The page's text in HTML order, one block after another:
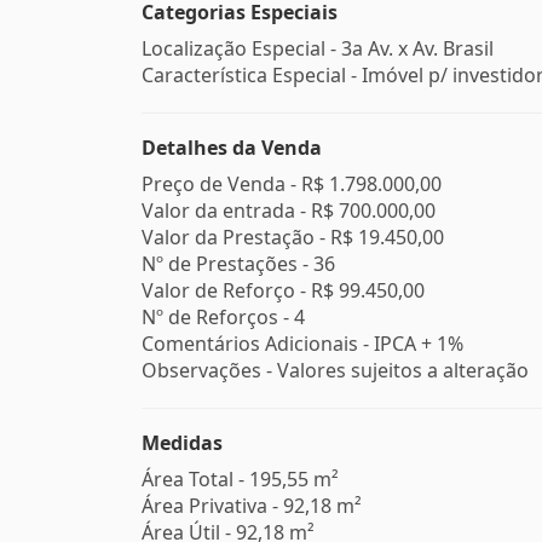
Categorias Especiais
Localização Especial - 3a Av. x Av. Brasil
Característica Especial - Imóvel p/
Detalhes da Venda
Preço de Venda - R$ 1.798.000,00
Valor da entrada - R$ 700.000,00
Valor da Prestação - R$ 19.450,00
Nº de Prestações -36
Valor de Reforço - R$ 99.450,00
Nº de Reforços -4
Comentários Adicionais - IPCA + 1%
Observações - Valores sujeitos a alteração
Medidas
Área Total - 195,55 m²
Área Privativa - 92,18 m²
Área Útil - 92,18 m²